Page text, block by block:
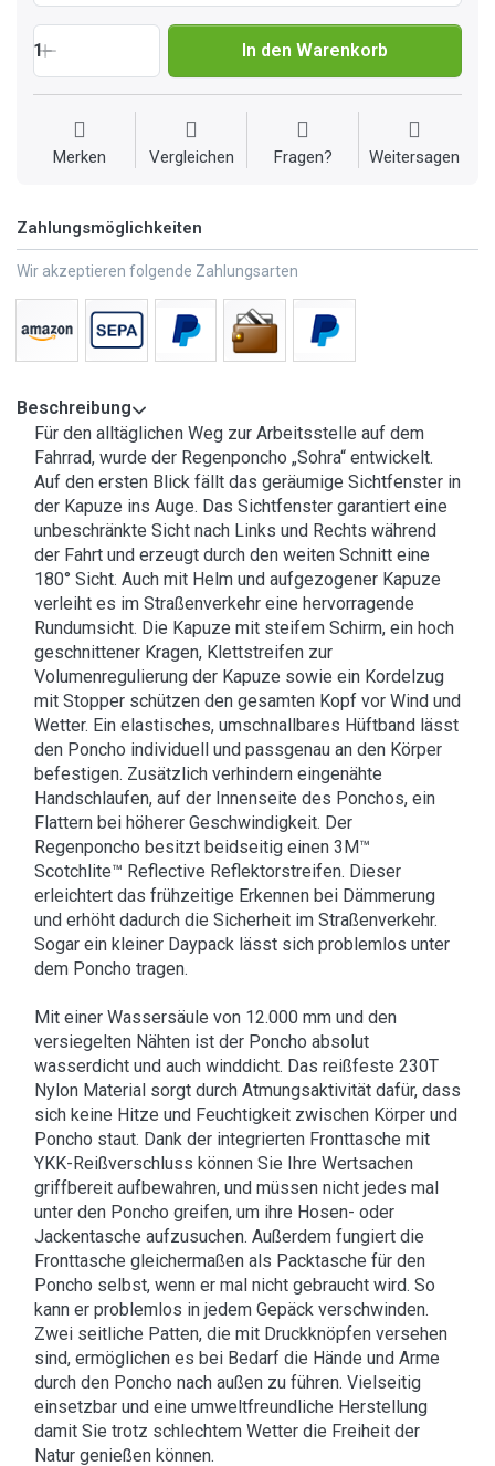
1 In den Warenkorb
Merken Vergleichen Fragen? Weitersagen
Zahlungsmöglichkeiten
Wir akzeptieren folgende Zahlungsarten
Beschreibung
Für den alltäglichen Weg zur Arbeitsstelle auf dem
Fahrrad, wurde der Regenponcho „Sohra“ entwickelt.
Auf den ersten Blick fällt das geräumige Sichtfenster in
der Kapuze ins Auge. Das Sichtfenster garantiert eine
unbeschränkte Sicht nach Links und Rechts während
der Fahrt und erzeugt durch den weiten Schnitt eine
180° Sicht. Auch mit Helm und aufgezogener Kapuze
verleiht es im Straßenverkehr eine hervorragende
Rundumsicht. Die Kapuze mit steifem Schirm, ein hoch
geschnittener Kragen, Klettstreifen zur
Volumenregulierung der Kapuze sowie ein Kordelzug
mit Stopper schützen den gesamten Kopf vor Wind und
Wetter. Ein elastisches, umschnallbares Hüftband lässt
den Poncho individuell und passgenau an den Körper
befestigen. Zusätzlich verhindern eingenähte
Handschlaufen, auf der Innenseite des Ponchos, ein
Flattern bei höherer Geschwindigkeit. Der
Regenponcho besitzt beidseitig einen 3M™
Scotchlite™ Reflective Reflektorstreifen. Dieser
erleichtert das frühzeitige Erkennen bei Dämmerung
und erhöht dadurch die Sicherheit im Straßenverkehr.
Sogar ein kleiner Daypack lässt sich problemlos unter
dem Poncho tragen.
Mit einer Wassersäule von 12.000 mm und den
versiegelten Nähten ist der Poncho absolut
wasserdicht und auch winddicht. Das reißfeste 230T
Nylon Material sorgt durch Atmungsaktivität dafür, dass
sich keine Hitze und Feuchtigkeit zwischen Körper und
Poncho staut. Dank der integrierten Fronttasche mit
YKK-Reißverschluss können Sie Ihre Wertsachen
griffbereit aufbewahren, und müssen nicht jedes mal
unter den Poncho greifen, um ihre Hosen- oder
Jackentasche aufzusuchen. Außerdem fungiert die
Fronttasche gleichermaßen als Packtasche für den
Poncho selbst, wenn er mal nicht gebraucht wird. So
kann er problemlos in jedem Gepäck verschwinden.
Zwei seitliche Patten, die mit Druckknöpfen versehen
sind, ermöglichen es bei Bedarf die Hände und Arme
durch den Poncho nach außen zu führen. Vielseitig
einsetzbar und eine umweltfreundliche Herstellung
damit Sie trotz schlechtem Wetter die Freiheit der
Natur genießen können.